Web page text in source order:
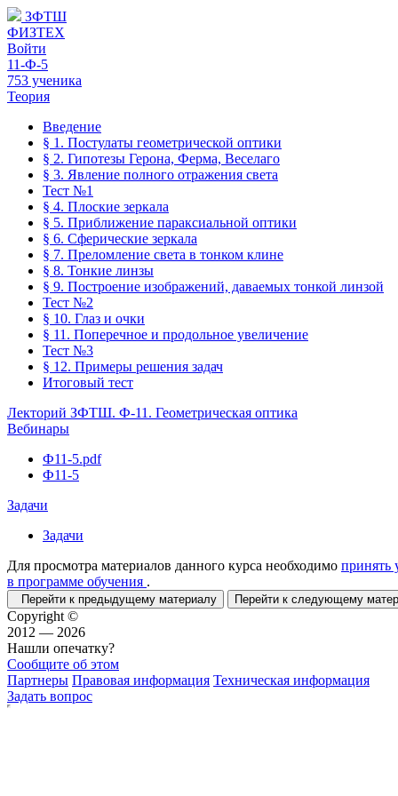
ЗФТШ
ФИЗТЕХ
Войти
11-Ф-5
753 ученика
Теория
Введение
§ 1. Постулаты геометрической оптики
§ 2. Гипотезы Герона, Ферма, Веселаго
§ 3. Явление полного отражения света
Тест №1
§ 4. Плоские зеркала
§ 5. Приближение параксиальной оптики
§ 6. Сферические зеркала
§ 7. Преломление света в тонком клине
§ 8. Тонкие линзы
§ 9. Построение изображений, даваемых тонкой линзой
Тест №2
§ 10. Глаз и очки
§ 11. Поперечное и продольное увеличение
Тест №3
§ 12. Примеры решения задач
Итоговый тест
Лекторий ЗФТШ. Ф-11. Геометрическая оптика
Вебинары
Ф11-5.pdf
Ф11-5
Задачи
Задачи
Для просмотра материалов данного курса необходимо принять
в программе обучения .
Перейти к предыдущему материалу Перейти к следующему
Copyright ©
2012 — 2026
Нашли опечатку?
Сообщите об этом
Партнеры Правовая информация Техническая информация
Задать вопрос